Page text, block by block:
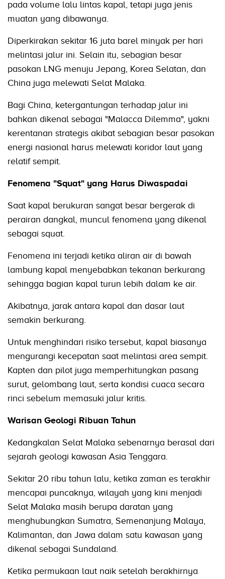
pada volume lalu lintas kapal, tetapi juga jenis
muatan yang dibawanya.
Diperkirakan sekitar 16 juta barel minyak per hari
melintasi jalur ini. Selain itu, sebagian besar
pasokan LNG menuju Jepang, Korea Selatan, dan
China juga melewati Selat Malaka.
Bagi China, ketergantungan terhadap jalur ini
bahkan dikenal sebagai "Malacca Dilemma", yakni
kerentanan strategis akibat sebagian besar pasokan
energi nasional harus melewati koridor laut yang
relatif sempit.
Fenomena "Squat" yang Harus Diwaspadai
Saat kapal berukuran sangat besar bergerak di
perairan dangkal, muncul fenomena yang dikenal
sebagai squat.
Fenomena ini terjadi ketika aliran air di bawah
lambung kapal menyebabkan tekanan berkurang
sehingga bagian kapal turun lebih dalam ke air.
Akibatnya, jarak antara kapal dan dasar laut
semakin berkurang.
Untuk menghindari risiko tersebut, kapal biasanya
mengurangi kecepatan saat melintasi area sempit.
Kapten dan pilot juga memperhitungkan pasang
surut, gelombang laut, serta kondisi cuaca secara
rinci sebelum memasuki jalur kritis.
Warisan Geologi Ribuan Tahun
Kedangkalan Selat Malaka sebenarnya berasal dari
sejarah geologi kawasan Asia Tenggara.
Sekitar 20 ribu tahun lalu, ketika zaman es terakhir
mencapai puncaknya, wilayah yang kini menjadi
Selat Malaka masih berupa daratan yang
menghubungkan Sumatra, Semenanjung Malaya,
Kalimantan, dan Jawa dalam satu kawasan yang
dikenal sebagai Sundaland.
Ketika permukaan laut naik setelah berakhirnya